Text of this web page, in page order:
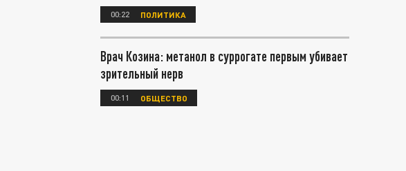
00:22 ПОЛИТИКА
Врач Козина: метанол в суррогате первым убивает
зрительный нерв
00:11 ОБЩЕСТВО